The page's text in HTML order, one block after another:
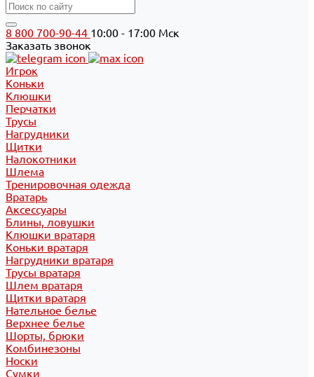
8 800 700-90-44 10:00 - 17:00 Мск
Заказать звонок
Игрок
Коньки
Клюшки
Перчатки
Трусы
Нагрудники
Щитки
Налокотники
Шлема
Тренировочная одежда
Вратарь
Аксессуары
Блины, ловушки
Клюшки вратаря
Коньки вратаря
Нагрудники вратаря
Трусы вратаря
Шлем вратаря
Щитки вратаря
Нательное белье
Верхнее белье
Шорты, брюки
Комбинезоны
Носки
Сумки